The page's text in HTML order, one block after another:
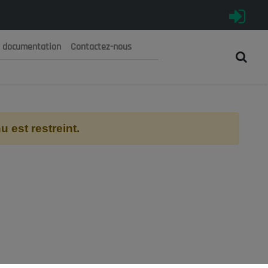
الجزائرية الديمقراطية الشعبية
documentation Contactez-nous
est restreint.